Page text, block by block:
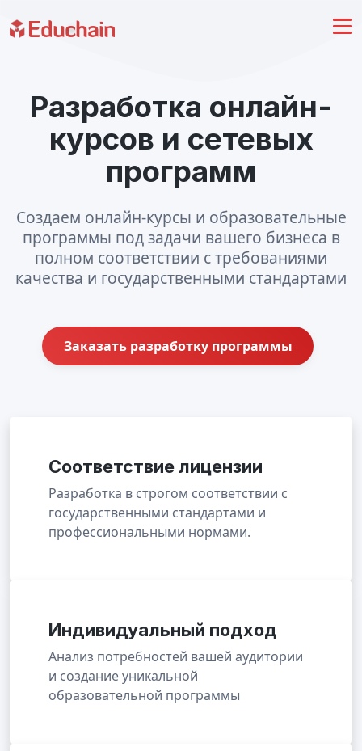
Разработка онлайн-
курсов и сетевых
программ
Создаем онлайн-курсы и образовательные
программы под задачи вашего бизнеса в
полном соответствии с требованиями
качества и государственными стандартами
Заказать разработку программы
Соответствие лицензии
Разработка в строгом соответствии с
государственными стандартами и
профессиональными нормами.
Индивидуальный подход
Анализ потребностей вашей аудитории
и создание уникальной
образовательной программы